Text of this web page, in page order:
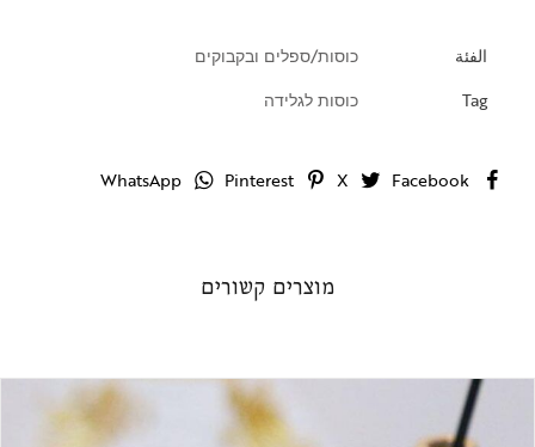
الفئة
כוסות/ספלים ובקבוקים
Tag
כוסות לגלידה
Facebook
X
Pinterest
WhatsApp
מוצרים קשורים